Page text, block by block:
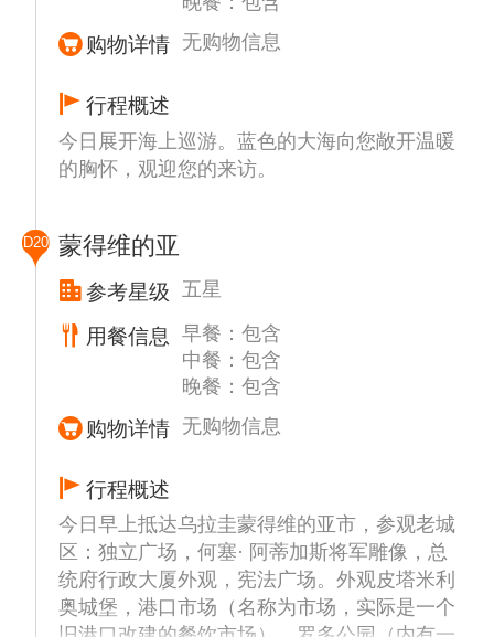
购物详情 无购物信息
行程概述
今日展开海上巡游。蓝色的大海向您敞开温暖
的胸怀，观迎您的来访。
D20 蒙得维的亚
参考星级 五星
用餐信息
早餐：包含
中餐：包含
晚餐：包含
购物详情 无购物信息
行程概述
今日早上抵达乌拉圭蒙得维的亚市，参观老城
区：独立广场，何塞· 阿蒂加斯将军雕像，总
统府行政大厦外观，宪法广场。外观皮塔米利
奥城堡，港口市场（名称为市场，实际是一个